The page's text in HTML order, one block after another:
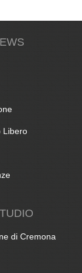
Libero
di Cremona